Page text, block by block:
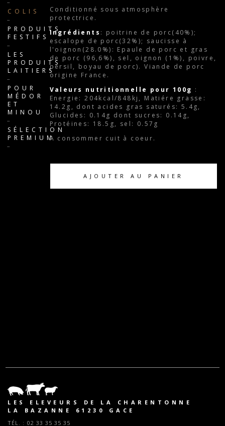
Conditionné sous atmosphère
protectrice.
Ingrédients : poitrine de porc(40%);
escalope de porc(32%); saucisse à
l'oignon(28.0%): Epaule de porc et gras
de porc (96,6%), sel, oignon (1%), poivre,
persil, boyau de porc). Viande de porc
origine France.
Valeurs nutritionnelle pour 100g :
Energie: 204kcal/848kj, Matiére grasse:
14.2g, dont acides gras saturés: 5.4g,
Glucides: 0.14g dont sucres: 0.14g,
Protéines: 18.5g, sel: 0.57g
A consommer cuit à coeur.
AJOUTER AU PANIER
COLIS
PRODUITS
FESTIFS
LES
PRODUITS
LAITIERS
POUR
MÉDOR
ET
MINOU
SÉLECTION
PREMIUM
LES ELEVEURS DE LA CHARENTONNE
LA BAZANNE 61230 GACE
TÉL. : 02 33 35 35 35